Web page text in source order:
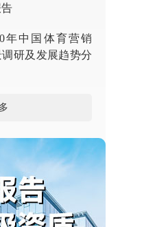
年中国体育营销
研及发展趋势分